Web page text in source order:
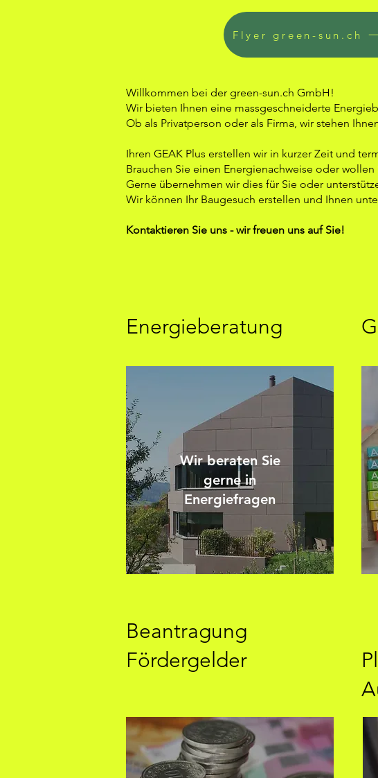
Flyer green-sun.ch
Willkommen bei der green-sun.ch GmbH!
Wir bieten Ihnen eine massgeschneiderte
Ob als Privatperson oder als Firma, wir stehen
Ihren GEAK Plus erstellen wir in kurzer Zeit und
Brauchen Sie einen Energienachweise oder
Gerne übernehmen wir dies für Sie oder
Wir können Ihr Baugesuch erstellen und Ihnen
Kontaktieren Sie uns - wir freuen uns auf Sie!
Energieberatung
Wir beraten Sie
gerne in
Energiefragen
Beantragung
Fördergelder